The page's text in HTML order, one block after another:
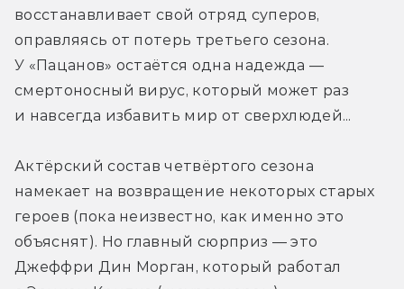
восстанавливает свой отряд суперов,
оправляясь от потерь третьего сезона.
У «Пацанов» остаётся одна надежда —
смертоносный вирус, который может раз
и навсегда избавить мир от сверхлюдей...
Актёрский состав четвёртого сезона
намекает на возвращение некоторых старых
героев (пока неизвестно, как именно это
объяснят). Но главный сюрприз — это
Джеффри Дин Морган, который работал